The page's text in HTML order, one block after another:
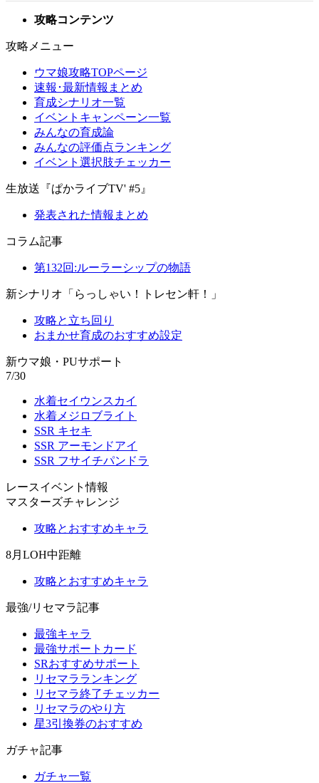
攻略コンテンツ
攻略メニュー
ウマ娘攻略TOPページ
速報･最新情報まとめ
育成シナリオ一覧
イベントキャンペーン一覧
みんなの育成論
みんなの評価点ランキング
イベント選択肢チェッカー
生放送『ぱかライブTV' #5』
発表された情報まとめ
コラム記事
第132回:ルーラーシップの物語
新シナリオ「らっしゃい！トレセン軒！」
攻略と立ち回り
おまかせ育成のおすすめ設定
新ウマ娘・PUサポート
7/30
水着セイウンスカイ
水着メジロブライト
SSR キセキ
SSR アーモンドアイ
SSR フサイチパンドラ
レースイベント情報
マスターズチャレンジ
攻略とおすすめキャラ
8月LOH中距離
攻略とおすすめキャラ
最強/リセマラ記事
最強キャラ
最強サポートカード
SRおすすめサポート
リセマラランキング
リセマラ終了チェッカー
リセマラのやり方
星3引換券のおすすめ
ガチャ記事
ガチャ一覧